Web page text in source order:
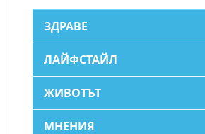
ЗДРАВЕ
ЛАЙФСТАЙЛ
ЖИВОТЪТ
МНЕНИЯ